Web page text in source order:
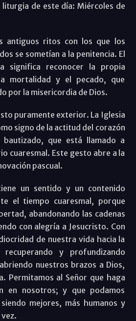
liturgia de este día: Miércoles de
antiguos ritos con los que los
se sometían a la penitencia. El
significa reconocer la propia
mortalidad y el pecado, que
por la misericordia de Dios.
puramente exterior. La Iglesia
signo de la actitud del corazón
que está llamado a
cuaresmal. Este gesto abre a la
pascual.
un sentido y un contenido
el tiempo cuaresmal, porque
abandonando las cadenas
con alegría a Jesucristo. Con
de nuestra vida hacia la
recuperando y profundizando
nuestros brazos a Dios,
Permitamos al Señor que haga
en nosotros; y que podamos
mejores, más humanos y